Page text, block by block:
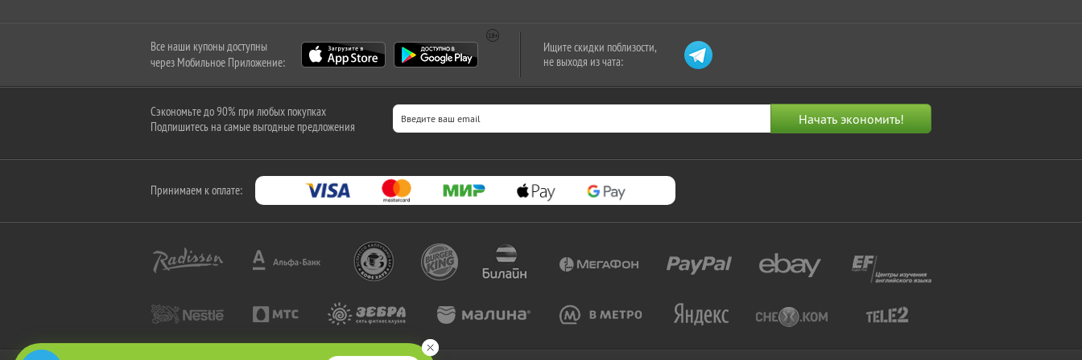
Все наши купоны доступны
через Мобильное Приложение:
Ищите скидки поблизости,
не выходя из чата:
Сэкономьте до 90% при любых покупках
Подпишитесь на самые выгодные предложения
Принимаем к оплате: